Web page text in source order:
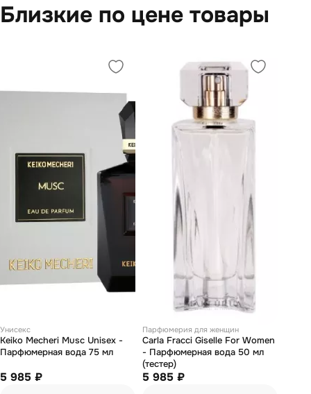
Близкие по цене товары
Унисекс
Keiko Mecheri Musc Unisex -
Парфюмерная вода 75 мл
5 985 ₽
Парфюмерия для женщин
Carla Fracci Giselle For Women
- Парфюмерная вода 50 мл
(тестер)
5 985 ₽